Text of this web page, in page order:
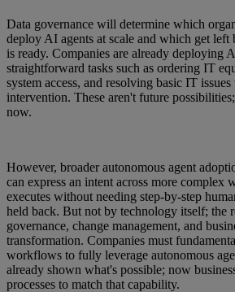
Data governance will determine which
deploy AI agents at scale and which get
is ready. Companies are already deploying
straightforward tasks such as ordering IT
system access, and resolving basic IT
intervention. These aren't future
now.
However, broader autonomous agent
can express an intent across more complex
executes without needing step-by-step
held back. But not by technology itself; the
governance, change management, and
transformation. Companies must
workflows to fully leverage autonomous
already shown what's possible; now
processes to match that capability.